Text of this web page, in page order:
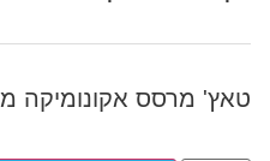
טאץ' מרסס אקונומיקה